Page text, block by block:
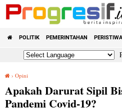
POLITIK PEMERINTAHAN PERISTIWA
› Opini
Apakah Darurat Sipil
Pandemi Covid-19?